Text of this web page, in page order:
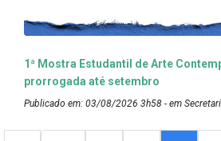
1ª Mostra Estudantil de Arte
prorrogada até setembro
Publicado em: 03/08/2026 3h58 - em